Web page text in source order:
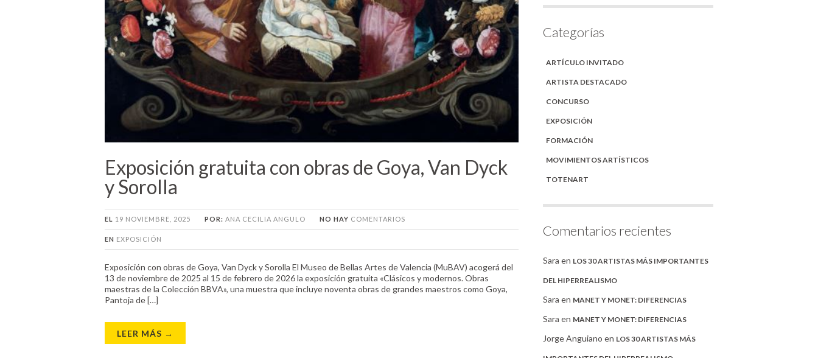
Exposición gratuita con obras de Goya, Van Dyck
y Sorolla
EL 19 NOVIEMBRE, 2025 POR: ANA CECILIA ANGULO NO HAY COMENTARIOS
EN EXPOSICIÓN
Exposición con obras de Goya, Van Dyck y Sorolla El Museo de Bellas Artes de Valencia (MuBAV) acogerá del
13 de noviembre de 2025 al 15 de febrero de 2026 la exposición gratuita «Clásicos y modernos. Obras
maestras de la Colección BBVA», una muestra que incluye noventa obras de grandes maestros como Goya,
Pantoja de […]
LEER MÁS →
Categorías
ARTÍCULO INVITADO
ARTISTA DESTACADO
CONCURSO
EXPOSICIÓN
FORMACIÓN
MOVIMIENTOS ARTÍSTICOS
TOTENART
Comentarios recientes
Sara en LOS 30 ARTISTAS MÁS IMPORTANTES
DEL HIPERREALISMO
Sara en MANET Y MONET: DIFERENCIAS
Sara en MANET Y MONET: DIFERENCIAS
Jorge Anguiano en LOS 30 ARTISTAS MÁS